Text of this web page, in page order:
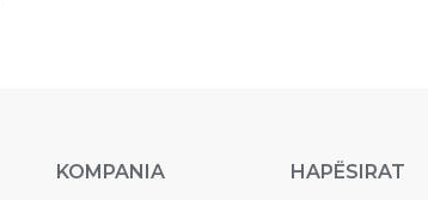
KOMPANIA HAPËSIRAT